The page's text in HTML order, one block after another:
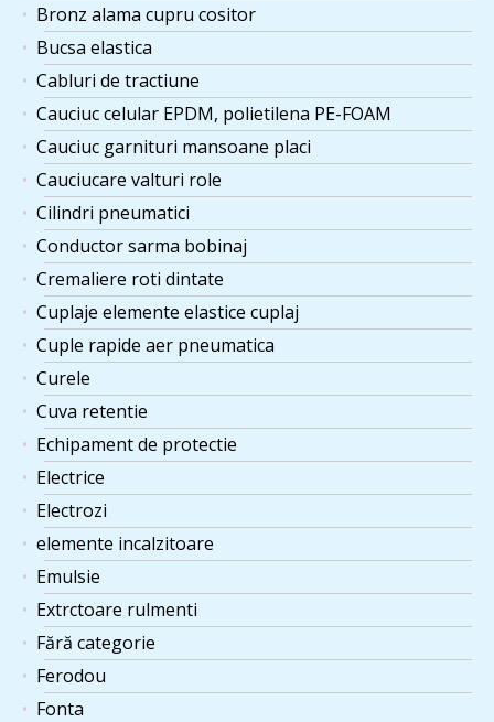
Bronz alama cupru cositor
Bucsa elastica
Cabluri de tractiune
Cauciuc celular EPDM, polietilena PE-FOAM
Cauciuc garnituri mansoane placi
Cauciucare valturi role
Cilindri pneumatici
Conductor sarma bobinaj
Cremaliere roti dintate
Cuplaje elemente elastice cuplaj
Cuple rapide aer pneumatica
Curele
Cuva retentie
Echipament de protectie
Electrice
Electrozi
elemente incalzitoare
Emulsie
Extrctoare rulmenti
Fără categorie
Ferodou
Fonta